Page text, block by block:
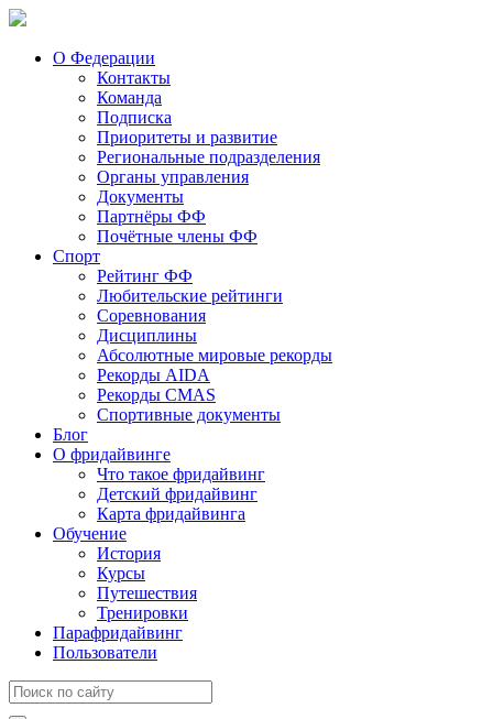
О Федерации
Контакты
Команда
Подписка
Приоритеты и развитие
Региональные подразделения
Органы управления
Документы
Партнёры ФФ
Почётные члены ФФ
Спорт
Рейтинг ФФ
Любительские рейтинги
Соревнования
Дисциплины
Абсолютные мировые рекорды
Рекорды AIDA
Рекорды CMAS
Спортивные документы
Блог
О фридайвинге
Что такое фридайвинг
Детский фридайвинг
Карта фридайвинга
Обучение
История
Курсы
Путешествия
Тренировки
Парафридайвинг
Пользователи